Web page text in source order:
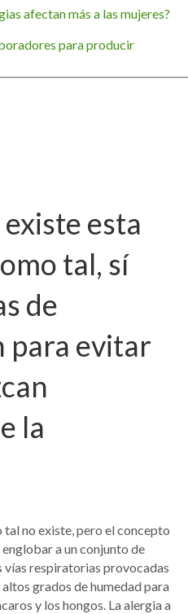
afectan más a las mujeres?
para producir
esta
tal, sí
de
para evitar
la
tal no existe, pero el concepto
a un conjunto de
vías respiratorias provocadas
grados de humedad para
y los hongos. La alergia a